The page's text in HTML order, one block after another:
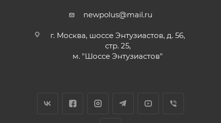
newpolus@mail.ru
г. Москва, шоссе Энтузиастов, д. 56,
стр. 25,
м. "Шоссе Энтузиастов"